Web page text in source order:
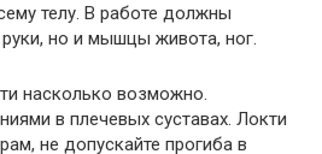
телу. В работе должны
руки, но и мышцы живота, ног.
насколько возможно.
в плечевых суставах. Локти
не допускайте прогиба в